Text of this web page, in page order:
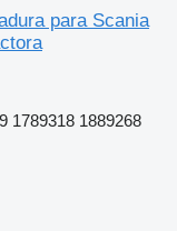
para Scania
1789318 1889268